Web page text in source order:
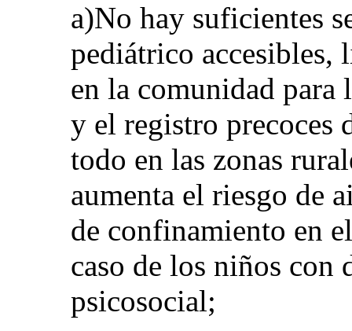
a)No hay suficientes
pediátrico accesibles,
en la comunidad para
y el registro precoces
todo en las zonas
aumenta el riesgo de
de confinamiento en
caso de los niños con
psicosocial;